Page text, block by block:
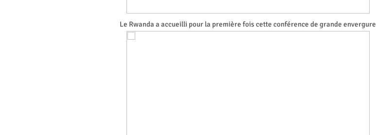
Le Rwanda a accueilli pour la première fois cette conférence de grande envergure